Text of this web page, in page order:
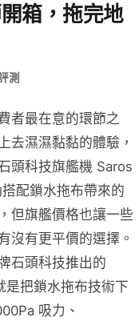
箱，拖完地
測
者最在意的環節之
去濕濕黏黏的體驗，
頭科技旗艦機 Saros
配鎖水拖布帶來的
但旗艦價格也讓一些
沒有更平價的選擇。
石頭科技推出的
把鎖水拖布技術下
吸力、